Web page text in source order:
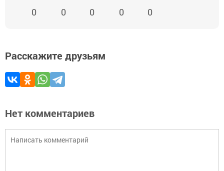
0 0 0 0 0
Расскажите друзьям
Нет комментариев